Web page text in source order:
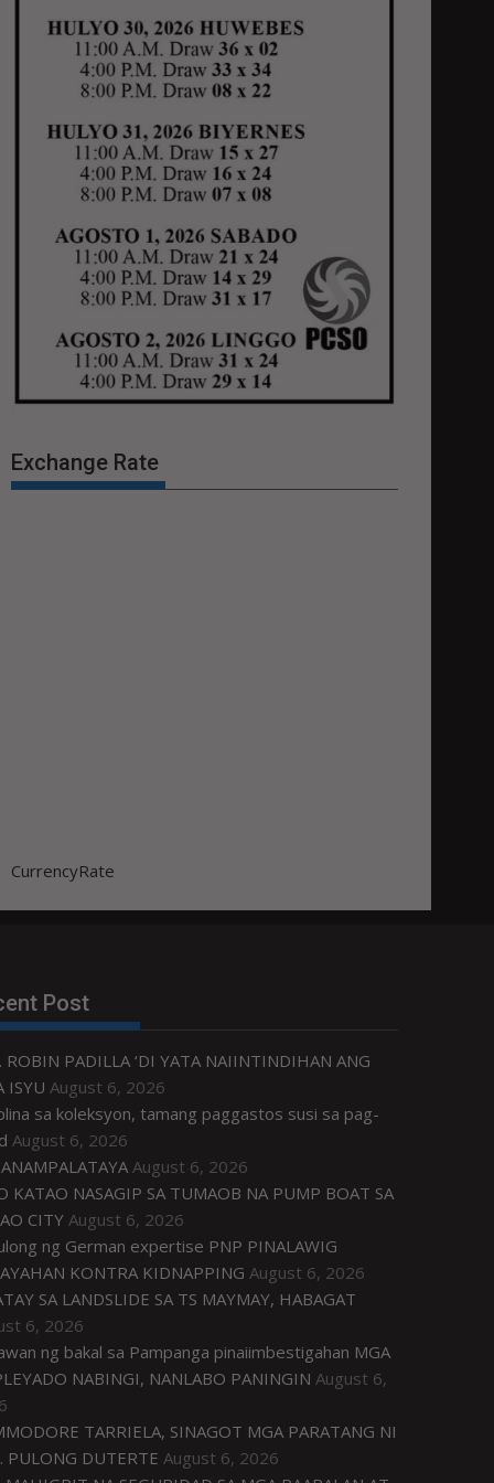
Exchange Rate
CurrencyRate
Post
ROBIN PADILLA ‘DI YATA NAIINTINDIHAN ANG
ISYU August 6, 2026
sa koleksyon, tamang paggastos susi sa pag-
August 6, 2026
August 6, 2026
KATAO NASAGIP SA TUMAOB NA PUMP BOAT SA
CITY August 6, 2026
ng German expertise PNP PINALAWIG
KONTRA KIDNAPPING August 6, 2026
SA LANDSLIDE SA TS MAYMAY, HABAGAT
6, 2026
ng bakal sa Pampanga pinaiimbestigahan MGA
NABINGI, NANLABO PANINGIN August 6,
TARRIELA, SINAGOT MGA PARATANG NI
PULONG DUTERTE August 6, 2026